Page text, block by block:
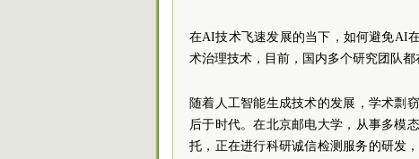
在AI技术飞速发展的当下，如何避免AI
术治理技术，目前，国内多个研究团队
随着人工智能生成技术的发展，学术剽
后于时代。在北京邮电大学，从事多模
托，正在进行科研诚信检测服务的研发